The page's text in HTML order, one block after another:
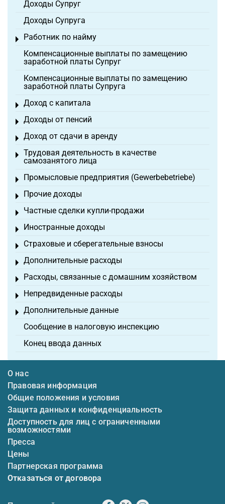
Доходы Супруг
Доходы Супруга
Работник по найму
Toggle menu
Компенсационные выплаты по замещению
заработной платы Супруг
Компенсационные выплаты по замещению
заработной платы Супруга
Доход с капитала
Toggle menu
Доходы от пенсий
Toggle menu
Доход от сдачи в аренду
Toggle menu
Трудовая деятельность в качестве
самозанятого лица
Toggle menu
Промысловые предприятия (Gewerbebetriebe)
Toggle menu
Прочие доходы
Toggle menu
Частные сделки купли-продажи
Toggle menu
Иностранные доходы
Toggle menu
Страховые и сберегательные взносы
Toggle menu
Дополнительные расходы
Toggle menu
Расходы, связанные с домашним хозяйством
Toggle menu
Непредвиденные расходы
Toggle menu
Дополнительные данные
Toggle menu
Сообщение в налоговую инспекцию
Конец ввода данных
О нас
Правовая информация
Общие положения и условия
Защита данных и конфиденциальность
Доступность для лиц с ограниченными
возможностями
Пресса
Цены
Партнерская программа
Отказаться от договора